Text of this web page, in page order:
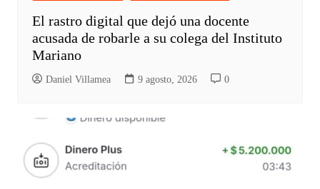
El rastro digital que dejó una docente
acusada de robarle a su colega del Instituto
Mariano
Daniel Villamea 9 agosto, 2026 0